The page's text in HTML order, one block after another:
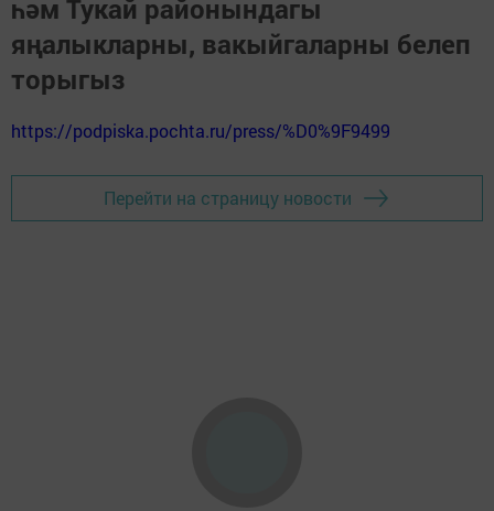
һәм Тукай районындагы
яңалыкларны, вакыйгаларны белеп
торыгыз
https://podpiska.pochta.ru/press/%D0%9F9499
Перейти на страницу новости